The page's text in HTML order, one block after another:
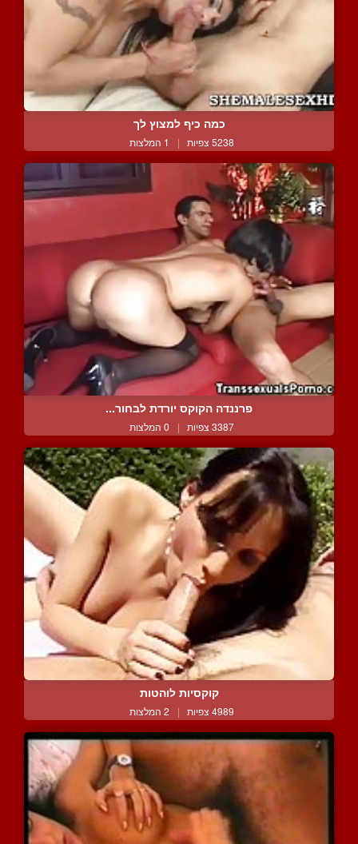
כמה כיף למצוץ לך
5238 צפיות | 1 המלצות
פרננדה הקוקס יורדת לבחור...
3387 צפיות | 0 המלצות
קוקסיות לוהטות
4989 צפיות | 2 המלצות